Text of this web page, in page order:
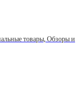
товары, Обзоры и